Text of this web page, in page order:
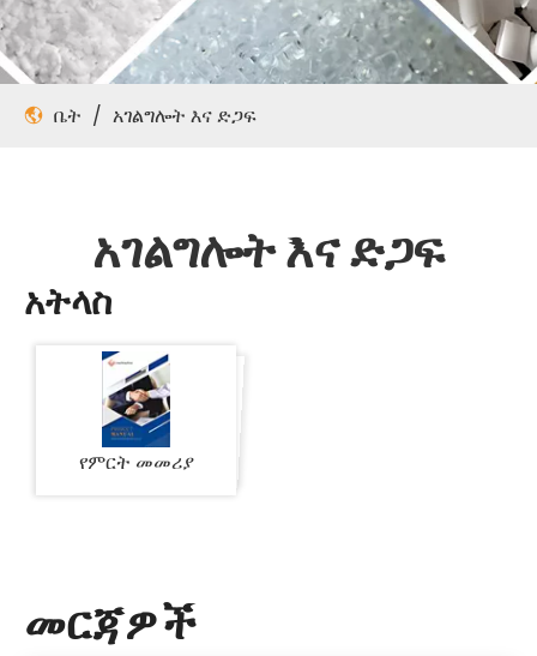
ቤት / አገልግሎት እና ድጋፍ
አገልግሎት እና ድጋፍ
አትላስ
የምርት መመሪያ
መርጃዎች